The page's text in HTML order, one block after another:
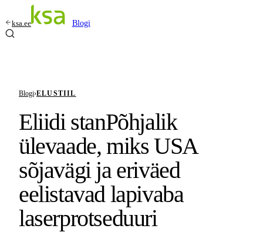
ksa.ee Blogi
Blogi›ELUSTIIL
Eliidi stanPõhjalik
ülevaade, miks USA
sõjavägi ja eriväed
eelistavad lapivaba
laserprotseduuri